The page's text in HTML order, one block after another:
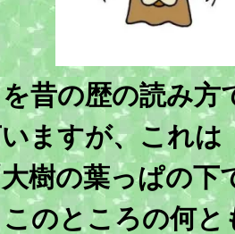
昔の歴の読み方
ますが、これは
樹の葉っぱの下
のところの何と